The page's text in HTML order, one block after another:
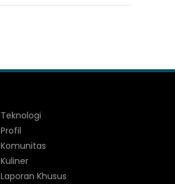
Teknologi
Profil
Komunitas
Kuliner
Laporan Khusus